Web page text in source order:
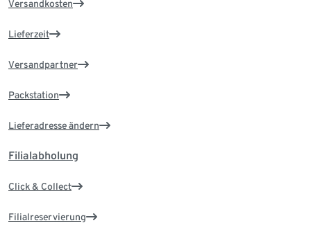
Versandkosten
Lieferzeit
Versandpartner
Packstation
Lieferadresse ändern
Filialabholung
Click & Collect
Filialreservierung